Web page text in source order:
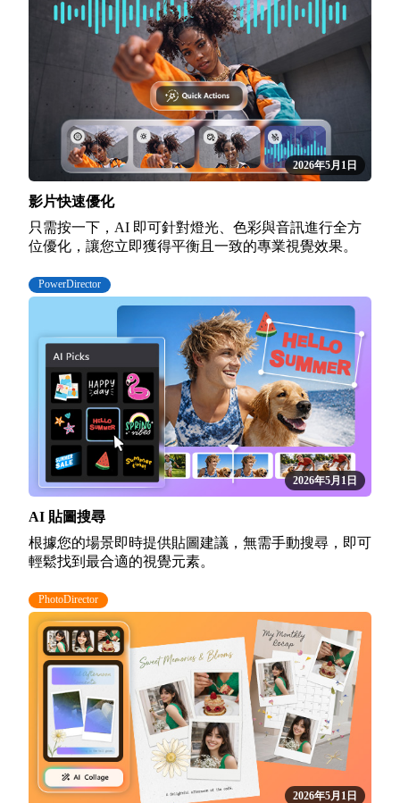
2026年5月1日
影片快速優化
只需按一下，AI 即可針對燈光、色彩與音訊進行全方
位優化，讓您立即獲得平衡且一致的專業視覺效果。
PowerDirector
2026年5月1日
AI 貼圖搜尋
根據您的場景即時提供貼圖建議，無需手動搜尋，即可
輕鬆找到最合適的視覺元素。
PhotoDirector
2026年5月1日